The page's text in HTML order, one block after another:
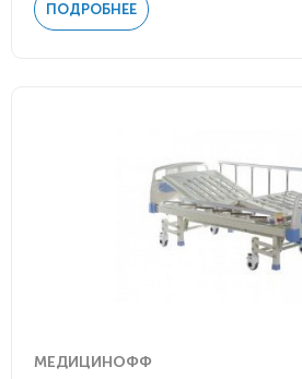
ПОДРОБНЕЕ
МЕДИЦИНОФФ